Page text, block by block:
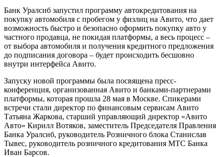
Банк Уралсиб запустил программу автокредитования на
покупку автомобиля с пробегом у физлиц на Авито, что дает
возможность быстро и безопасно оформить покупку авто у
частного продавца, не покидая платформы, а весь процесс –
от выбора автомобиля и получения кредитного предложения
до подписания договора – будет происходить бесшовно
внутри интерфейса Авито.
Запуску новой программы была посвящена пресс-
конференция, организованная Авито и банками-партнерами
платформы, которая прошла 28 мая в Москве. Спикерами
встречи стали директор по финансовым сервисам Авито
Татьяна Жаркова, старший управляющий директор «Авито
Авто» Кирилл Вотяков, заместитель Председателя Правления
Банка Уралсиб, руководитель Розничного блока Станислав
Тывес, руководитель розничного кредитования МТС Банка
Иван Барсов.